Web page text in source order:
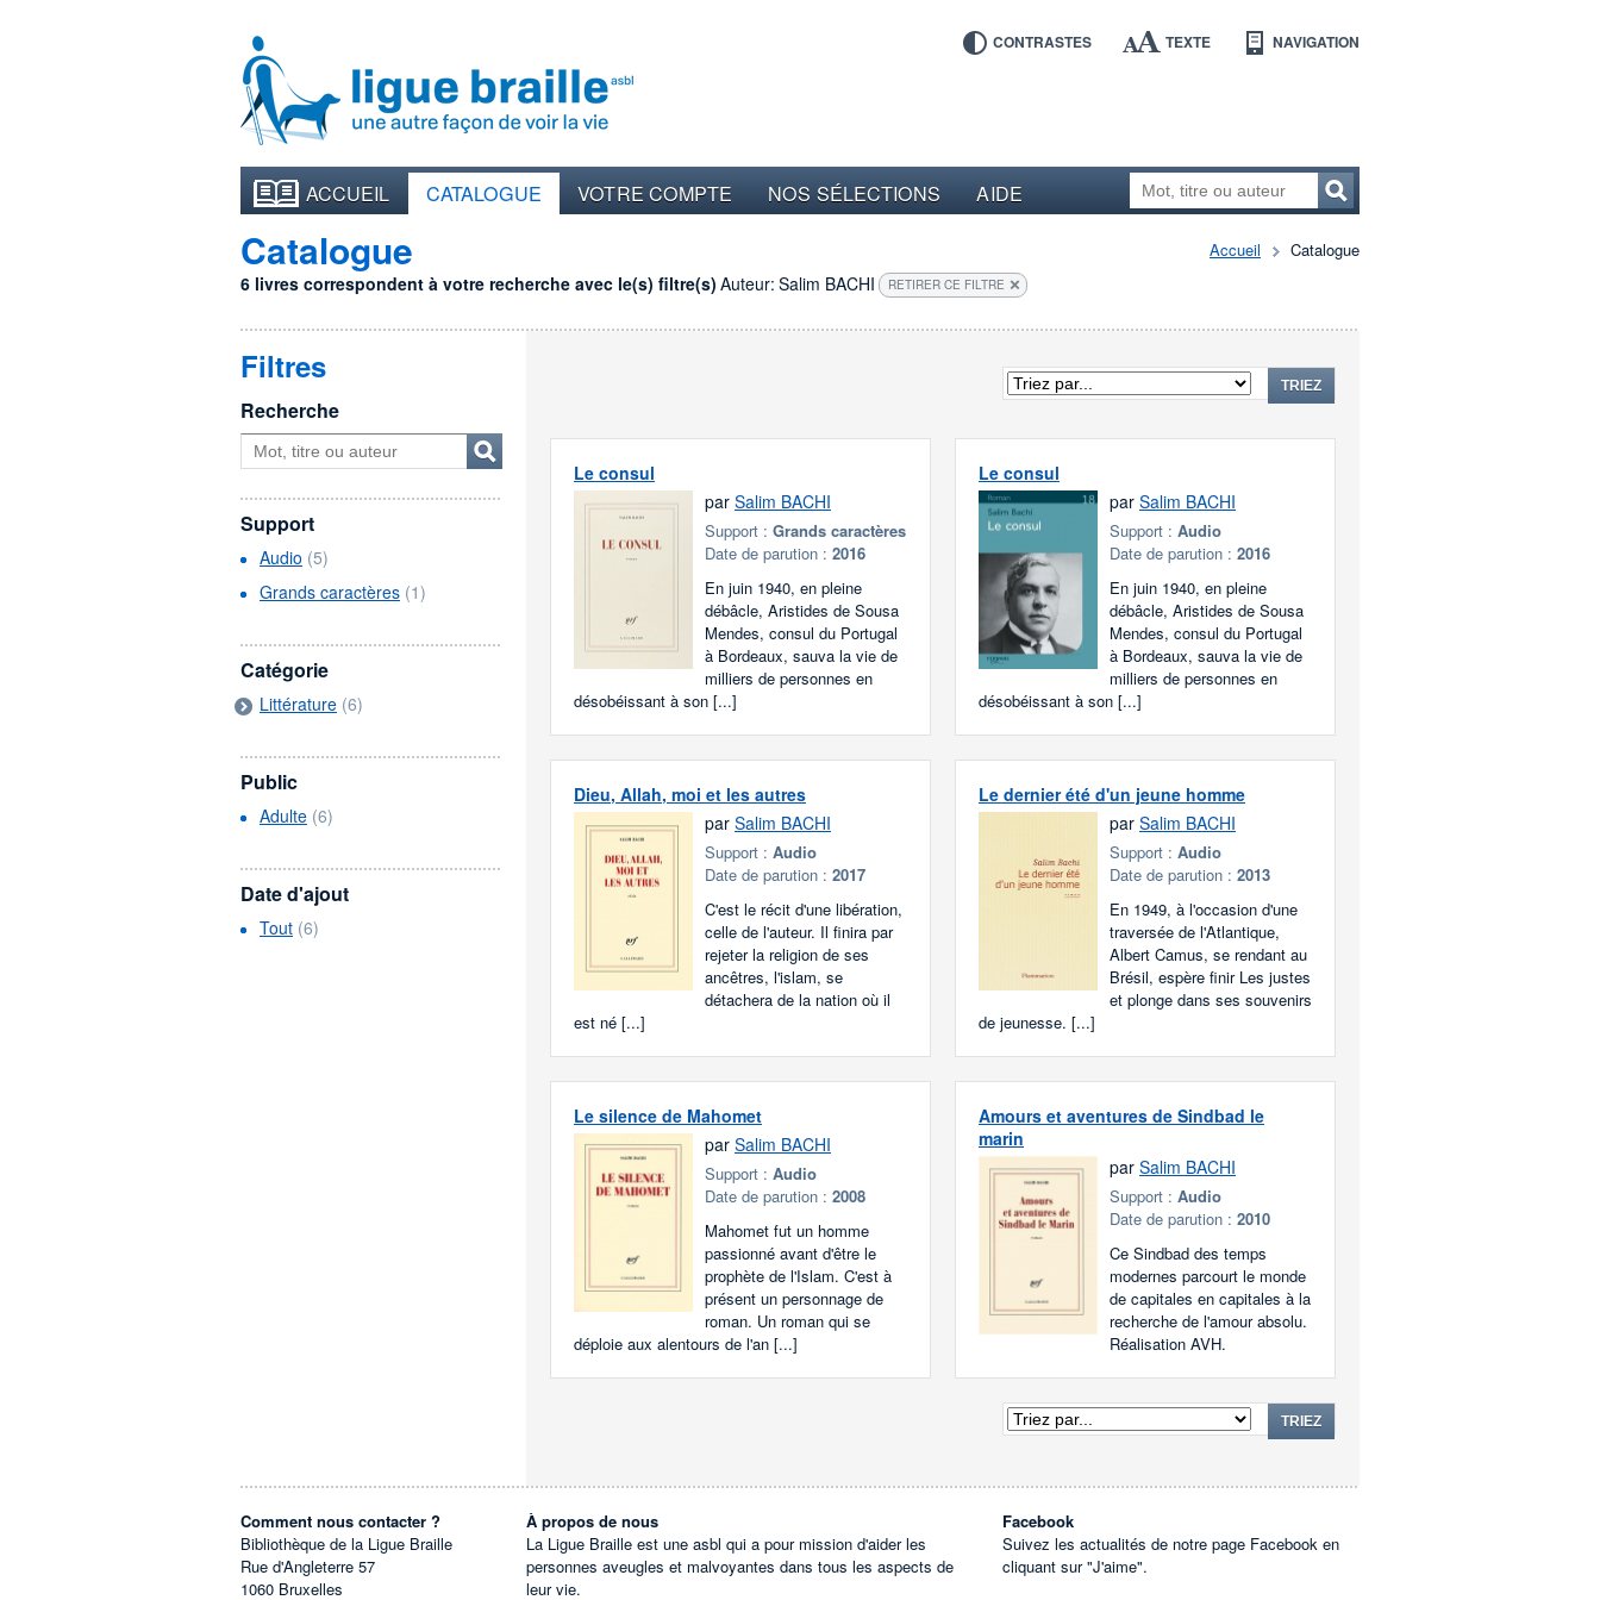
CONTRASTES TEXTE NAVIGATION
ACCUEIL CATALOGUE VOTRE COMPTE NOS SÉLECTIONS AIDE
Accueil Catalogue
Catalogue
6 livres correspondent à votre recherche avec le(s) filtre(s) Auteur: Salim BACHI RETIRER CE FILTRE
TRIEZ
Le consul
parSalim BACHI
Support :Grands caractères
Date de parution :2016
En juin 1940, en pleine
débâcle, Aristides de Sousa
Mendes, consul du Portugal
à Bordeaux, sauva la vie de
milliers de personnes en
désobéissant à son [...]
Le consul
par Salim BACHI
Support : Audio
Date de parution : 2016
En juin 1940, en pleine
débâcle, Aristides de Sousa
Mendes, consul du Portugal
à Bordeaux, sauva la vie de
milliers de personnes en
désobéissant à son [...]
Dieu, Allah, moi et les autres
parSalim BACHI
Support :Audio
Date de parution :2017
C'est le récit d'une libération,
celle de l'auteur. Il finira par
rejeter la religion de ses
ancêtres, l'islam, se
détachera de la nation où il
est né [...]
Le dernier été d'un jeune homme
par Salim BACHI
Support : Audio
Date de parution : 2013
En 1949, à l'occasion d'une
traversée de l'Atlantique,
Albert Camus, se rendant au
Brésil, espère finir Les justes
et plonge dans ses souvenirs
de jeunesse. [...]
Le silence de Mahomet
parSalim BACHI
Support :Audio
Date de parution :2008
Mahomet fut un homme
passionné avant d'être le
prophète de l'Islam. C'est à
présent un personnage de
roman. Un roman qui se
déploie aux alentours de l'an [...]
Amours et aventures de Sindbad le
marin
par Salim BACHI
Support : Audio
Date de parution : 2010
Ce Sindbad des temps
modernes parcourt le monde
de capitales en capitales à la
recherche de l'amour absolu.
Réalisation AVH.
TRIEZ
Filtres
Recherche
Support
Audio (5)
Grands caractères (1)
Catégorie
Littérature (6)
Public
Adulte (6)
Date d'ajout
Tout (6)
Comment nous contacter ?
Bibliothèque de la Ligue Braille
Rue d'Angleterre 57
1060 Bruxelles
À propos de nous
La Ligue Braille est une asbl qui a pour mission d'aider les
personnes aveugles et malvoyantes dans tous les aspects de
leur vie.
Facebook
Suivez les actualités de notre page Facebook en
cliquant sur "J'aime".